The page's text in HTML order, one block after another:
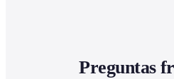
Preguntas